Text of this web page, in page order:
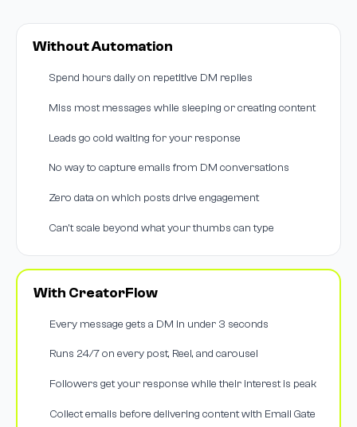
Without Automation
Spend hours daily on repetitive DM replies
Miss most messages while sleeping or creating content
Leads go cold waiting for your response
No way to capture emails from DM conversations
Zero data on which posts drive engagement
Can't scale beyond what your thumbs can type
With CreatorFlow
Every message gets a DM in under 3 seconds
Runs 24/7 on every post, Reel, and carousel
Followers get your response while their interest is peak
Collect emails before delivering content with Email Gate